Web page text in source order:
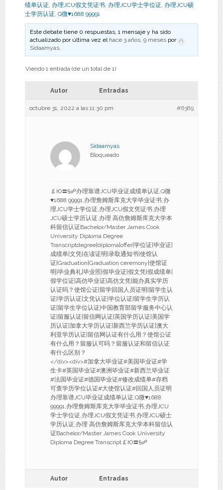
绩单认证, 办理JCU假文凭证书, 办理JCU学士学位证, 办理JCU硕
士学历认证, Q微♥1688 99991
Este debate tiene 0 respuestas, 1 mensaje y ha sido
actualizado por última vez el hace 3 años, 9 meses por
Sidaamyas.
Viendo 1 entrada (de un total de 1)
Autor Entradas
octubre 31, 2022 a las 11:30 pm #6389
Sidaamyas
Bloqueado
￡Ю〓§☍办理靠谱JCU毕业证成绩单认证,Q微
♥1688 99991,办理詹姆斯库克大学毕业证书,办
理JCU学士学位证,办理JCU假文凭证书,办理
JCU硕士学历认证,办理 高仿詹姆斯库克大学本
科留信认证Bachelor/Master James Cook
University Diploma Degree
Transcriptdegree|diploma|offer|学位证|毕业证|
成绩单|文凭|在读证明|录取通知书|使馆认
证|Graduation|Graduation ceremony|使馆证
明|毕业典礼|毕业照|假毕业证|假文凭|假成绩单|
假学位证|高仿毕业证|高仿文凭|能办真实学历
认证吗？使馆公证|留学回国人员证明|留学生认
证|学历认证|文凭认证|学位认证|留学生学历认
证|留学生学位认证|中国教育部留学服务中心认
证|留服认证|留信网认证|英国学历认证|美国学
历认证|加拿大学历认证|新西兰学历认证|澳大
利亚学历认证|留信网认证有什么用？使馆公证
有什么用？留服认可吗？留服认证和留信认证
有什么区别？
</div><div>#加拿大毕业证#美国毕业证#学
生卡#英国毕业证#澳洲毕业证#新西兰毕业证
#法国毕业证#德国毕业证#修改成绩单#存档
可查学历学位认证#大使馆认证#回国人员证明
办理靠谱JCU毕业证成绩单认证,Q微♥1688
99991,办理詹姆斯库克大学毕业证书,办理JCU
学士学位证,办理JCU假文凭证书,办理JCU硕士
学历认证,办理 高仿詹姆斯库克大学本科留信认
证Bachelor/Master James Cook University
Diploma Degree Transcript￡Ю〓§☍
Autor Entradas